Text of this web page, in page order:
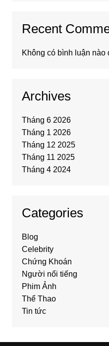
Recent
Không có bình luận nào
Archives
Tháng 6 2026
Tháng 1 2026
Tháng 12 2025
Tháng 11 2025
Tháng 4 2024
Categories
Blog
Celebrity
Chứng Khoán
Người nổi tiếng
Phim Ảnh
Thể Thao
Tin tức